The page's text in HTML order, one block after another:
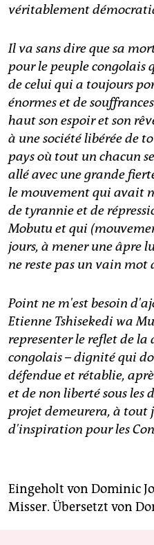
véritablement
Il va sans dire que sa
pour le peuple congolais
de celui qui a toujours
énormes et de
haut son espoir et son
à une société libérée de
pays où tout un chacun
allé avec une grande
le mouvement qui avait
de tyrannie et de
Mobutu et qui
jours, à mener une âpre
ne reste pas un vain mot
Point ne m'est besoin
Etienne Tshisekedi wa
representer le reflet de
congolais – dignité qui
défendue et rétablie,
et de non liberté sous les
projet demeurera, à tout
d'inspiration pour les
Eingeholt von Dominic
Misser. Übersetzt von